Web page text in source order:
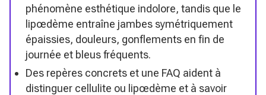
phénomène esthétique indolore, tandis que le
lipœdème entraîne jambes symétriquement
épaissies, douleurs, gonflements en fin de
journée et bleus fréquents.
Des repères concrets et une FAQ aident à
distinguer cellulite ou lipœdème et à savoir